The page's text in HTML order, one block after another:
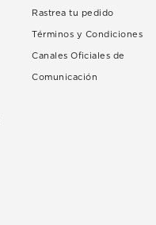
Rastrea tu pedido
Términos y Condiciones
Canales Oficiales de
Comunicación